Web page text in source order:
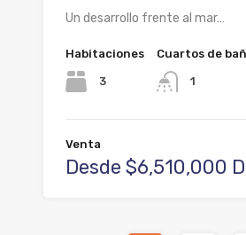
Un desarrollo frente al mar…
Habitaciones
3
Cuartos de
1
Venta
Desde $6,510,000